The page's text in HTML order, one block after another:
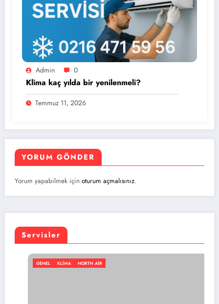
Admin 0
Klima kaç yılda bir yenilenmeli?
Temmuz 11, 2026
YORUM GÖNDER
Yorum yapabilmek için oturum açmalısınız.
Servisler
NORTH AIR